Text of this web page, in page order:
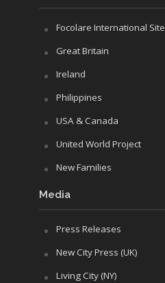
Focolare International Site
Great Britain
Ireland
Philippines
USA & Canada
United World Project
New Families
Media
Press Releases
New City Press (UK)
Living City (NY)